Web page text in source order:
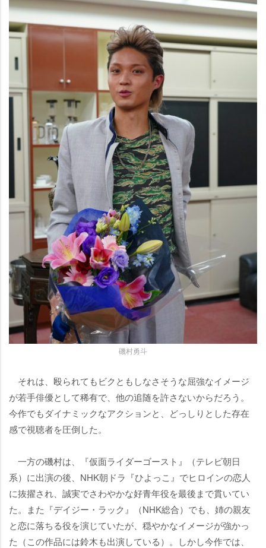
磯村勇斗
それは、殴られてもビクともしなさそうな屈強なイメージ
が若手俳優として稀有で、他の追随を許さないからだろう。
今作でもダイナミックなアクションと、どっしりとした存在
感で視聴者を圧倒した。
一方の磯村は、『仮面ライダーゴースト』（テレビ朝日
系）に出演の後、NHK朝ドラ『ひよっこ』でヒロインの恋人
に抜擢され、誠実でさわやかな好青年役を最後まで貫いてい
た。また『デイジー・ラック』（NHK総合）でも、姉の親友
と恋に落ちる役を演じていたが、穏やかなイメージが強かっ
た（この作品には鈴木も出演している）。しかし今作では、